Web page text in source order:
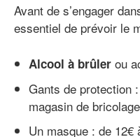
Avant de s’engager
essentiel de prévoir le
Alcool à brûler ou
Gants de protection
magasin de bricolage
Un masque : de 12€